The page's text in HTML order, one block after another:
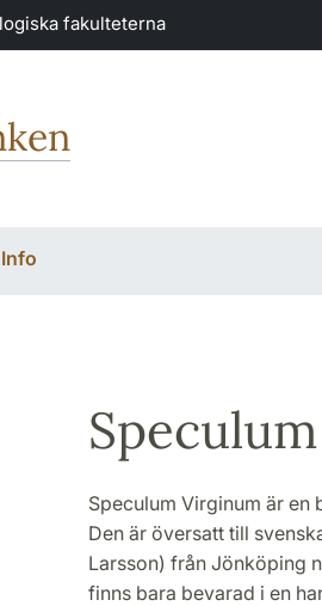
fakulteterna
Info
Speculum Virginum är
Den är översatt till
Larsson) från Jönköping
finns bara bevarad i en